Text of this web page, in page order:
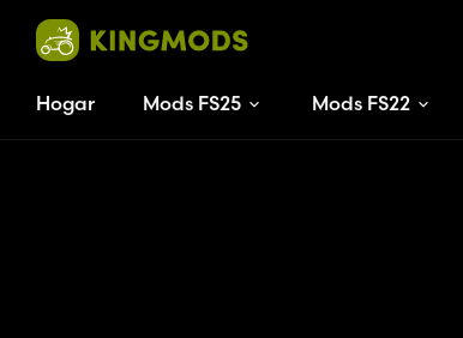
Hogar Mods FS25 Mods FS22